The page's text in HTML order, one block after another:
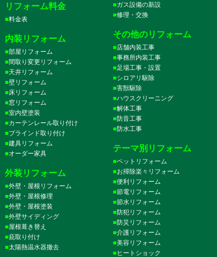
リフォーム料金
料金表
内装リフォーム
部屋リフォーム
間取り変更リフォーム
天井リフォーム
壁リフォーム
床リフォーム
窓リフォーム
室内壁塗装
カーテンレール取り付け
ブラインド取り付け
建具リフォーム
オーダー家具
外装リフォーム
外壁・屋根リフォーム
外壁・屋根修理
外壁・屋根塗装
外壁サイディング
屋根葺き替え
庇取り付け
太陽熱温水器撤去
ガス設備の新設
修理・交換
その他のリフォーム
店舗内装工事
事務所内装工事
足場工事・設置
シロアリ駆除
害獣駆除
ハウスクリーニング
解体工事
防音工事
防水工事
テーマ別リフォーム
ペットリフォーム
お掃除楽々リフォーム
便利リフォーム
節電リフォーム
節水リフォーム
防犯リフォーム
防災リフォーム
介護リフォーム
美容リフォーム
ヒートショック